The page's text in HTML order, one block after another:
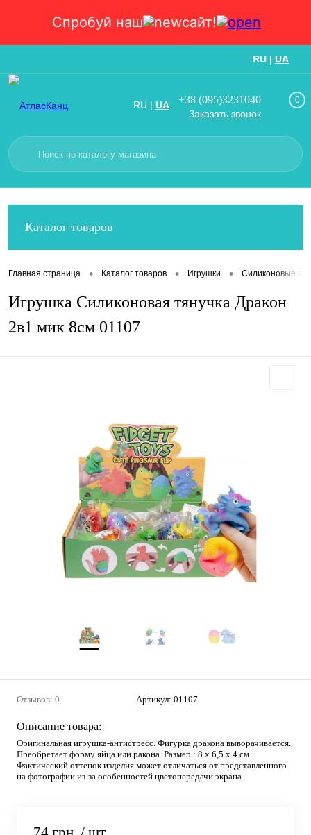
Спробуй наш сайт!
RU | UA
RU | UA +38 (095)3231040
Заказать звонок
0
Каталог товаров
Главная страница • Каталог товаров • Игрушки • Силиконовые
Игрушка Силиконовая тянучка Дракон
2в1 мик 8см 01107
Отзывов: 0 Артикул: 01107
Описание товара:
Оригинальная игрушка-антистресс. Фигурка дракона выворачивается.
Преобретает форму яйца или ракона. Размер : 8 х 6,5 х 4 см
Фактический оттенок изделия может отличаться от представленного
на фотографии из-за особенностей цветопередачи экрана.